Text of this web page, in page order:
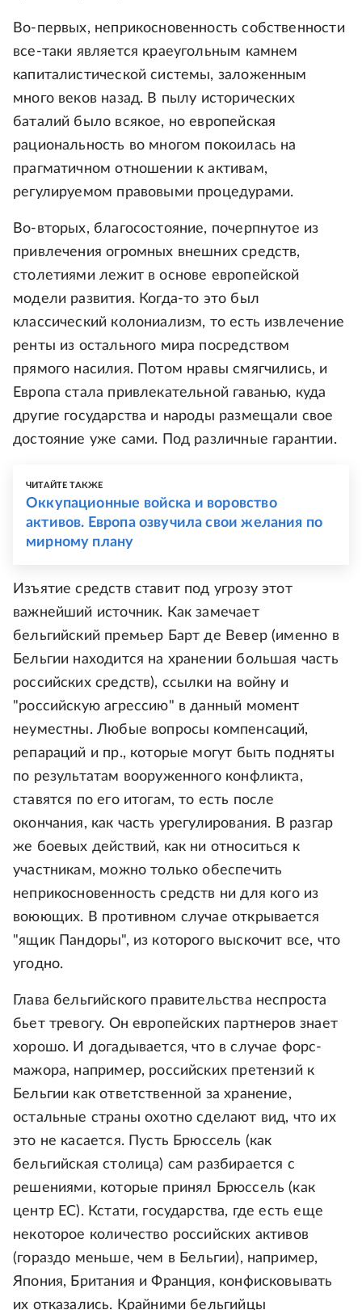
Во-первых, неприкосновенность собственности
все-таки является краеугольным камнем
капиталистической системы, заложенным
много веков назад. В пылу исторических
баталий было всякое, но европейская
рациональность во многом покоилась на
прагматичном отношении к активам,
регулируемом правовыми процедурами.
Во-вторых, благосостояние, почерпнутое из
привлечения огромных внешних средств,
столетиями лежит в основе европейской
модели развития. Когда-то это был
классический колониализм, то есть извлечение
ренты из остального мира посредством
прямого насилия. Потом нравы смягчились, и
Европа стала привлекательной гаванью, куда
другие государства и народы размещали свое
достояние уже сами. Под различные гарантии.
ЧИТАЙТЕ ТАКЖЕ
Оккупационные войска и воровство
активов. Европа озвучила свои желания по
мирному плану
Изъятие средств ставит под угрозу этот
важнейший источник. Как замечает
бельгийский премьер Барт де Вевер (именно в
Бельгии находится на хранении большая часть
российских средств), ссылки на войну и
"российскую агрессию" в данный момент
неуместны. Любые вопросы компенсаций,
репараций и пр., которые могут быть подняты
по результатам вооруженного конфликта,
ставятся по его итогам, то есть после
окончания, как часть урегулирования. В разгар
же боевых действий, как ни относиться к
участникам, можно только обеспечить
неприкосновенность средств ни для кого из
воюющих. В противном случае открывается
"ящик Пандоры", из которого выскочит все, что
угодно.
Глава бельгийского правительства неспроста
бьет тревогу. Он европейских партнеров знает
хорошо. И догадывается, что в случае форс-
мажора, например, российских претензий к
Бельгии как ответственной за хранение,
остальные страны охотно сделают вид, что их
это не касается. Пусть Брюссель (как
бельгийская столица) сам разбирается с
решениями, которые принял Брюссель (как
центр ЕС). Кстати, государства, где есть еще
некоторое количество российских активов
(гораздо меньше, чем в Бельгии), например,
Япония, Британия и Франция, конфисковывать
их отказались. Крайними бельгийцы